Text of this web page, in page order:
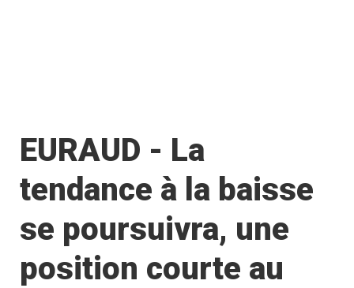
EURAUD - La
tendance à la baisse
se poursuivra, une
position courte au